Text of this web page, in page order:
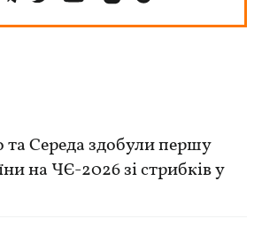
та Середа здобули першу
на ЧЄ-2026 зі стрибків у